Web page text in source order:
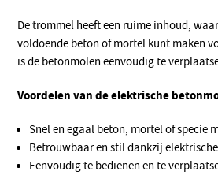
De trommel heeft een ruime inhoud,
voldoende beton of mortel kunt maken
is de betonmolen eenvoudig te
Voordelen van de elektrische
Snel en egaal beton, mortel of specie
Betrouwbaar en stil dankzij
Eenvoudig te bedienen en te